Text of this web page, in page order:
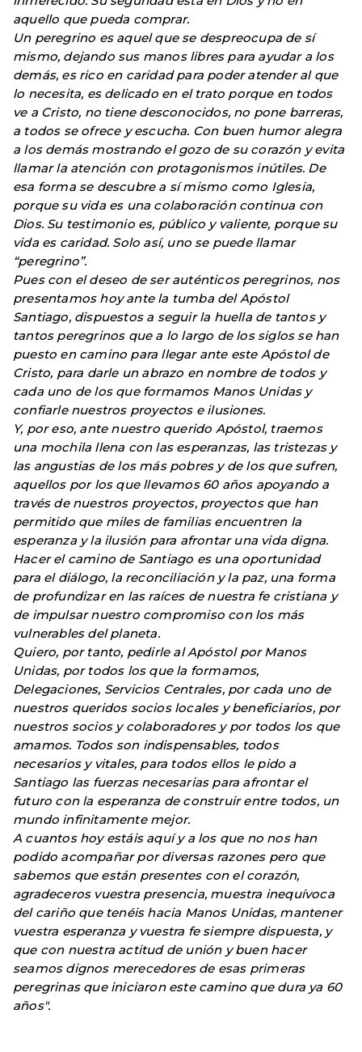
aquello que pueda comprar.
Un peregrino es aquel que se despreocupa de sí
mismo, dejando sus manos libres para ayudar a los
demás, es rico en caridad para poder atender al que
lo necesita, es delicado en el trato porque en todos
ve a Cristo, no tiene desconocidos, no pone barreras,
a todos se ofrece y escucha. Con buen humor alegra
a los demás mostrando el gozo de su corazón y evita
llamar la atención con protagonismos inútiles. De
esa forma se descubre a sí mismo como Iglesia,
porque su vida es una colaboración continua con
Dios. Su testimonio es, público y valiente, porque su
vida es caridad. Solo así, uno se puede llamar
“peregrino”.
Pues con el deseo de ser auténticos peregrinos, nos
presentamos hoy ante la tumba del Apóstol
Santiago, dispuestos a seguir la huella de tantos y
tantos peregrinos que a lo largo de los siglos se han
puesto en camino para llegar ante este Apóstol de
Cristo, para darle un abrazo en nombre de todos y
cada uno de los que formamos Manos Unidas y
confiarle nuestros proyectos e ilusiones.
Y, por eso, ante nuestro querido Apóstol, traemos
una mochila llena con las esperanzas, las tristezas y
las angustias de los más pobres y de los que sufren,
aquellos por los que llevamos 60 años apoyando a
través de nuestros proyectos, proyectos que han
permitido que miles de familias encuentren la
esperanza y la ilusión para afrontar una vida digna.
Hacer el camino de Santiago es una oportunidad
para el diálogo, la reconciliación y la paz, una forma
de profundizar en las raíces de nuestra fe cristiana y
de impulsar nuestro compromiso con los más
vulnerables del planeta.
Quiero, por tanto, pedirle al Apóstol por Manos
Unidas, por todos los que la formamos,
Delegaciones, Servicios Centrales, por cada uno de
nuestros queridos socios locales y beneficiarios, por
nuestros socios y colaboradores y por todos los que
amamos. Todos son indispensables, todos
necesarios y vitales, para todos ellos le pido a
Santiago las fuerzas necesarias para afrontar el
futuro con la esperanza de construir entre todos, un
mundo infinitamente mejor.
A cuantos hoy estáis aquí y a los que no nos han
podido acompañar por diversas razones pero que
sabemos que están presentes con el corazón,
agradeceros vuestra presencia, muestra inequívoca
del cariño que tenéis hacia Manos Unidas, mantener
vuestra esperanza y vuestra fe siempre dispuesta, y
que con nuestra actitud de unión y buen hacer
seamos dignos merecedores de esas primeras
peregrinas que iniciaron este camino que dura ya 60
años".